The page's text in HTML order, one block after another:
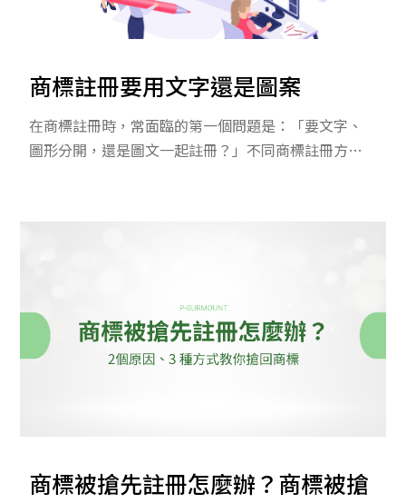
商標註冊要用文字還是圖案
在商標註冊時，常面臨的第一個問題是：「要文字、
圖形分開，還是圖文一起註冊？」不同商標註冊方式
商標被搶先註冊怎麼辦？商標被搶